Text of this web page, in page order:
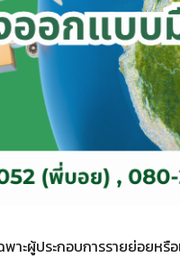
ะผู้ประกอบการรายย่อยห